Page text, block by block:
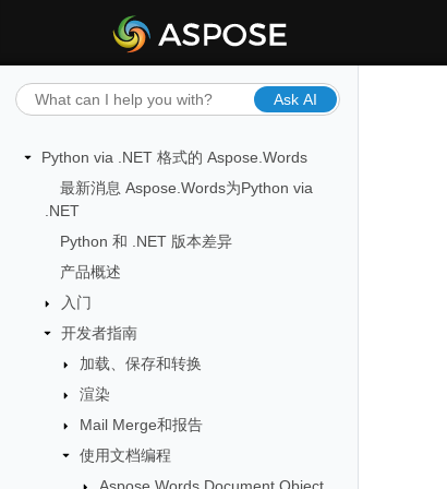
Ask AI
Python via .NET 格式的 Aspose.Words
最新消息 Aspose.Words为Python via
.NET
Python 和 .NET 版本差异
产品概述
入门
开发者指南
加载、保存和转换
渲染
Mail Merge和报告
使用文档编程